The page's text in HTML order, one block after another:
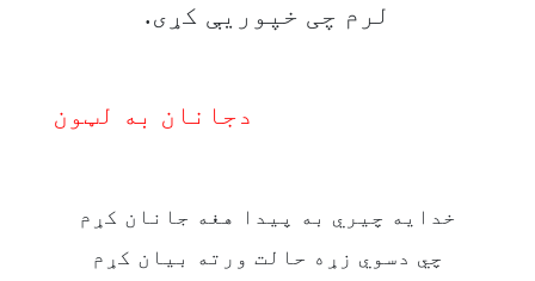
لرم چی خپوريې کړی.
دجانان به لټون
خدايه چيري به پيدا هغه جانان کړم
چي دسوي زړه حالت ورته بيان کړم